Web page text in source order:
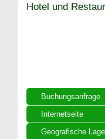
Buchungsanfrage
Internetseite
Geografische Lage
Hotel und